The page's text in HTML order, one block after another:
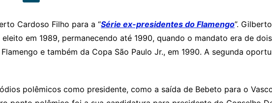
Cardoso Filho para a “Série ex-presidentes do Flamengo”.
em 1989, permanecendo até 1990, quando o mandato era de
e também da Copa São Paulo Jr., em 1990. A segunda
polêmicos como presidente, como a saída de Bebeto para o